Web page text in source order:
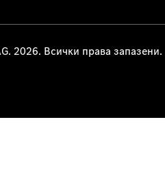
2026. Всички права запазени.